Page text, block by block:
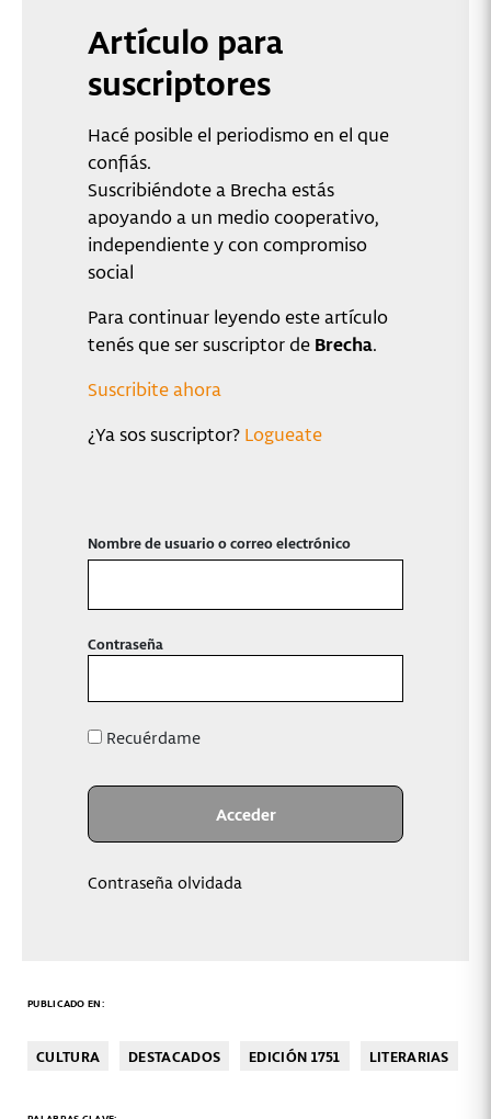
Artículo para
suscriptores
Hacé posible el periodismo en el que
confiás.
Suscribiéndote a Brecha estás
apoyando a un medio cooperativo,
independiente y con compromiso
social
Para continuar leyendo este artículo
tenés que ser suscriptor de Brecha.
Suscribite ahora
¿Ya sos suscriptor? Logueate
Nombre de usuario o correo electrónico
Contraseña
Recuérdame
Contraseña olvidada
PUBLICADO EN:
CULTURA DESTACADOS EDICIÓN 1751 LITERARIAS